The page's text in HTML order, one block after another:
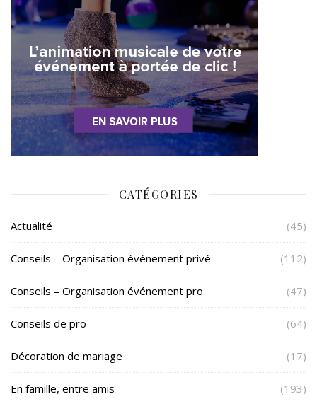
CATÉGORIES
Actualité (45)
Conseils – Organisation événement privé (112)
Conseils – Organisation événement pro (47)
Conseils de pro (64)
Décoration de mariage (17)
En famille, entre amis (193)